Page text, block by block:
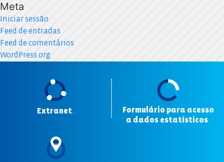
Meta
Iniciar sessão
Feed de entradas
Feed de comentários
WordPress.org
Extranet.
Formulário para acesso
a dados estatísticos